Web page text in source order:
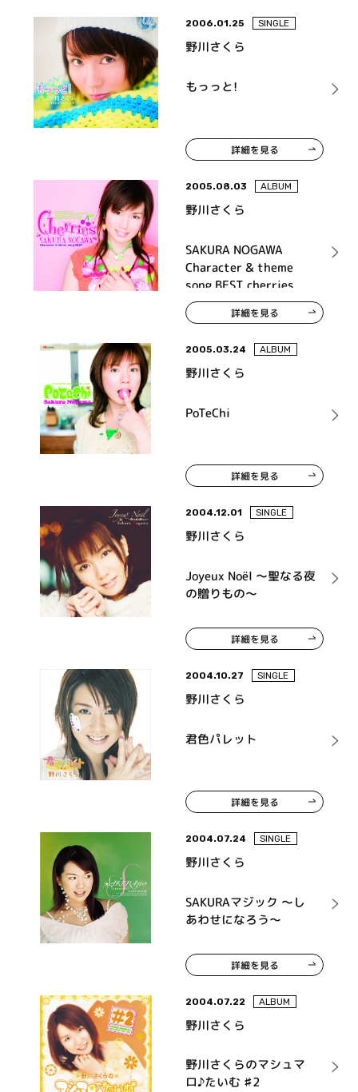
2006.01.25 SINGLE
野川さくら
もっっと!
詳細を見る
2005.08.03 ALBUM
野川さくら
SAKURA NOGAWA
Character & theme
song BEST cherries
詳細を見る
2005.03.24 ALBUM
野川さくら
PoTeChi
詳細を見る
2004.12.01 SINGLE
野川さくら
Joyeux Noël 〜聖なる夜
の贈りもの〜
詳細を見る
2004.10.27 SINGLE
野川さくら
君色パレット
詳細を見る
2004.07.24 SINGLE
野川さくら
SAKURAマジック ～し
あわせになろう～
詳細を見る
2004.07.22 ALBUM
野川さくら
野川さくらのマシュマ
ロ♪たいむ ♯2